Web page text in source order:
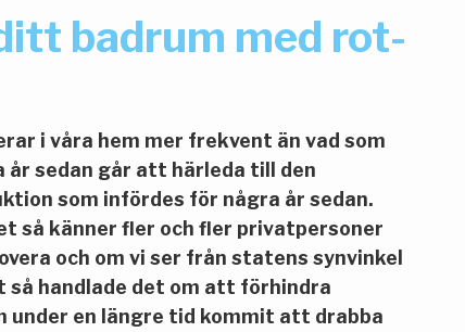
badrum med rot-
i våra hem mer frekvent än vad som
år sedan går att härleda till den
som infördes för några år sedan.
så känner fler och fler privatpersoner
och om vi ser från statens synvinkel
så handlade det om att förhindra
under en längre tid kommit att drabba